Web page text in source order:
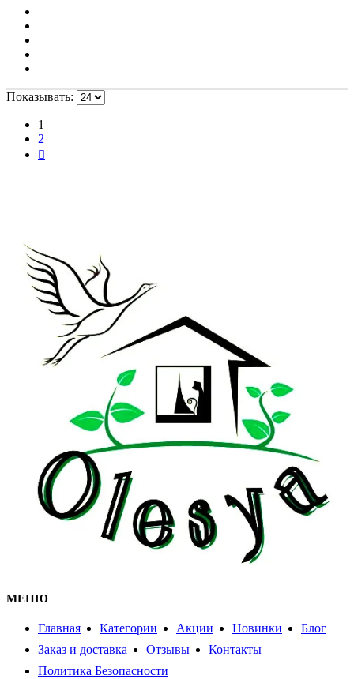
Показывать:
1
2
МЕНЮ
Главная Категории Акции Новинки
Блог
Заказ и доставка
Отзывы
Контакты
Политика Безопасности